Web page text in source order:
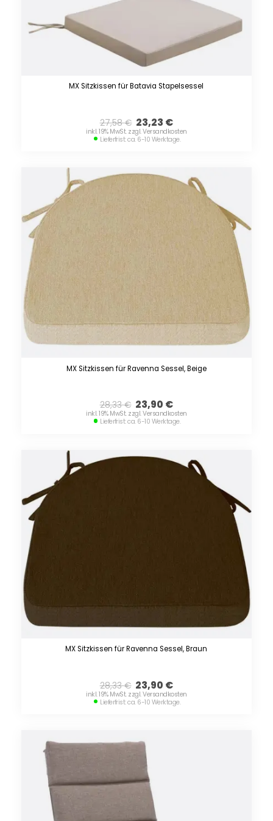
MX Sitzkissen für Batavia Stapelsessel
27,58€ 23,23 €
inkl. 19% MwSt. zzgl. Versandkosten
Lieferfrist: ca. 6-10 Werktage.
MX Sitzkissen für Ravenna Sessel, Beige
28,33€ 23,90 €
inkl. 19% MwSt. zzgl. Versandkosten
Lieferfrist: ca. 6-10 Werktage.
MX Sitzkissen für Ravenna Sessel, Braun
28,33€ 23,90 €
inkl. 19% MwSt. zzgl. Versandkosten
Lieferfrist: ca. 6-10 Werktage.